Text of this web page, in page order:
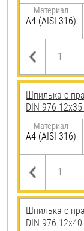
Материал
A4 (AISI 316)
Шпилька с
DIN 976
Материал
A4 (AISI 316)
Шпилька с
DIN 976